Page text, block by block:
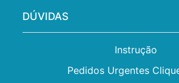
DÚVIDAS
Instrução
Pedidos Urgentes